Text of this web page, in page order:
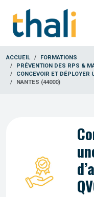
ACCUEIL
FORMATIONS
PRÉVENTION DES RPS &
CONCEVOIR ET DÉPLOYER
NANTES (44000)